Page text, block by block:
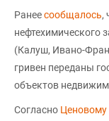
Ранеесообщалось,
нефтехимического
(Калуш, Ивано-
гривен переданы
объектов
Согласно Ценовому